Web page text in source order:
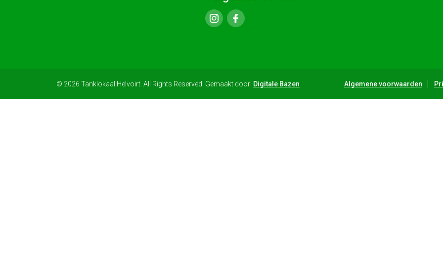
© 2026 Tanklokaal Helvoirt. All Rights Reserved. Gemaakt door: Digitale Bazen Algemene voorwaarden